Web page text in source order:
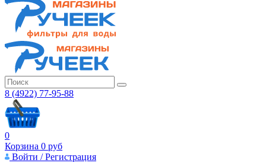
8 (4922) 77-95-88
0
Корзина 0 руб
Войти / Регистрация